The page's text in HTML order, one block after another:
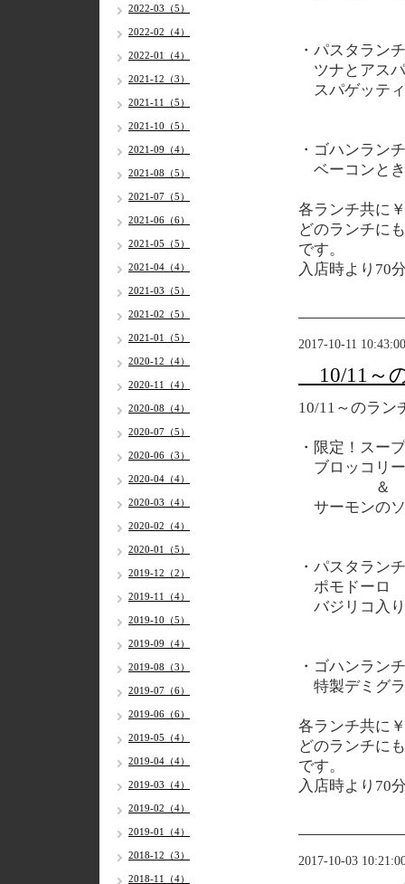
・パスタランチ
ツナとアス
スパゲッテ
・ゴハンランチ
ベーコンと
各ランチ共に
どのランチに
です。
入店時より70
2017-10-11 10:43:00
10/11～
10/11 ～のラン
・限定！スー
ブロッコリ
＆
サーモンの
・パスタランチ
ポモドーロ
バジリコ入
・ゴハンランチ
特製デミグ
各ランチ共に
どのランチに
です。
入店時より70
2017-10-03
2022-03（5）
2022-02（4）
2022-01（4）
2021-12（3）
2021-11（5）
2021-10（5）
2021-09（4）
2021-08（5）
2021-07（5）
2021-06（6）
2021-05（5）
2021-04（4）
2021-03（5）
2021-02（5）
2021-01（5）
2020-12（4）
2020-11（4）
2020-08（4）
2020-07（5）
2020-06（3）
2020-04（4）
2020-03（4）
2020-02（4）
2020-01（5）
2019-12（2）
2019-11（4）
2019-10（5）
2019-09（4）
2019-08（3）
2019-07（6）
2019-06（6）
2019-05（4）
2019-04（4）
2019-03（4）
2019-02（4）
2019-01（4）
2018-12（3）
2018-11（4）